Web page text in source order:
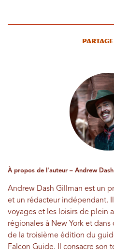
À propos de l'auteur – Andrew
Andrew Dash Gillman est un
et un rédacteur indépendant.
voyages et les loisirs de plein
régionales à New York et
de la troisième édition du
Falcon Guide. Il consacre son